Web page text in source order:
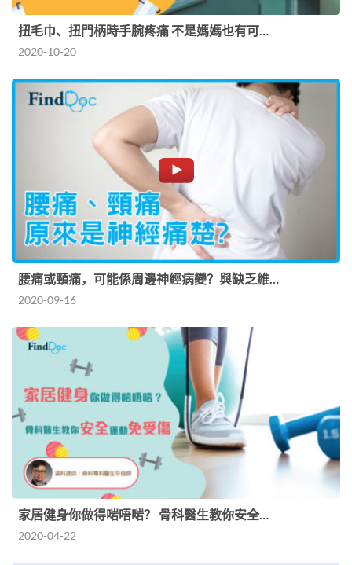
扭毛巾、扭門柄時手腕疼痛 不是媽媽也有可…
2020-10-20
腰痛或頸痛，可能係周邊神經病變？與缺乏維…
2020-09-16
家居健身你做得啱唔啱？ 骨科醫生教你安全…
2020-04-22